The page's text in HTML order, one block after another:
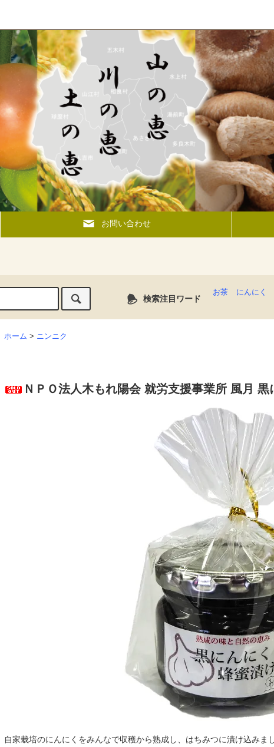
お問い合わせ
検索注目ワード
お茶 にんにく
ホーム > ニンニク
ＮＰＯ法人木もれ陽会 就労支援事業所 風月
自家栽培のにんにくをみんなで収穫から熟成し、はちみつに漬け込みまし